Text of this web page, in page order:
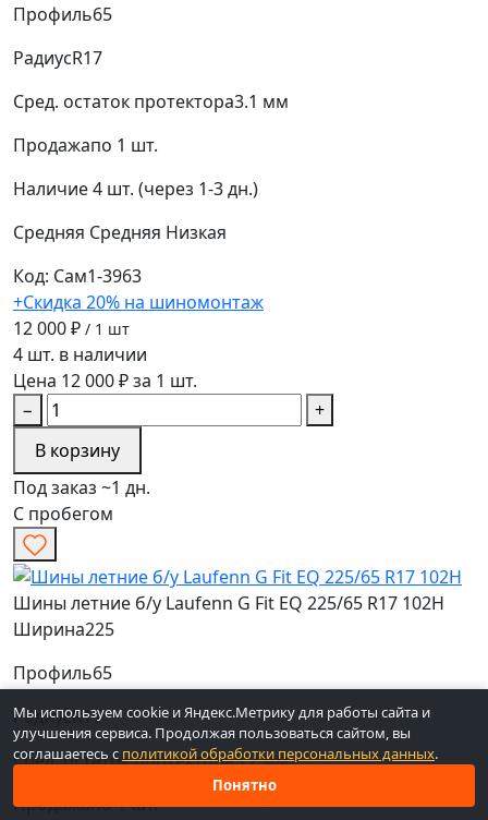
Профиль65
РадиусR17
Сред. остаток протектора3.1 мм
Продажапо 1 шт.
Наличие4 шт. (через 1-3 дн.)
Средняя Средняя Низкая
Код: Сам1-3963
+Скидка 20% на шиномонтаж
12 000 ₽ / 1 шт
4 шт. в наличии
Цена 12 000 ₽ за 1 шт.
−
+
В корзину
Под заказ ~1 дн.
С пробегом
Шины летние б/у Laufenn G Fit EQ 225/65 R17 102H
Ширина225
Профиль65
РадиусR17
Сред. остаток протектора5.2 мм
Продажапо 1 шт.
Мы используем cookie и Яндекс.Метрику для работы сайта и
улучшения сервиса. Продолжая пользоваться сайтом, вы
соглашаетесь с политикой обработки персональных данных.
Понятно